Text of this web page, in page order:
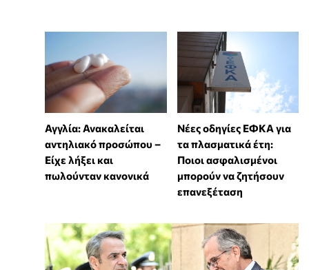
Αγγλία: Ανακαλείται
αντηλιακό προσώπου –
Είχε λήξει και
πωλούνταν κανονικά
Νέες οδηγίες ΕΦΚΑ για
τα πλασματικά έτη:
Ποιοι ασφαλισμένοι
μπορούν να ζητήσουν
επανεξέταση